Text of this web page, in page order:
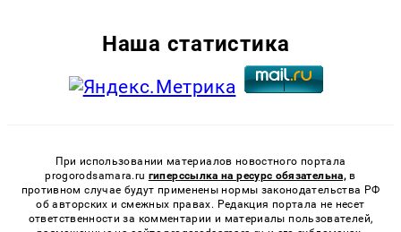
Наша статистика
При использовании материалов новостного портала
progorodsamara.ru гиперссылка на ресурс обязательна, в
противном случае будут применены нормы законодательства РФ
об авторских и смежных правах. Редакция портала не несет
ответственности за комментарии и материалы пользователей,